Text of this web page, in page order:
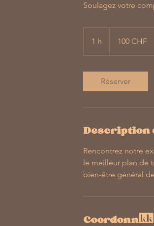
Soulagez votre
1 h
suisses
100 CHF
Réserver
Description
Rencontrez notre
le meilleur plan de
bien-être général